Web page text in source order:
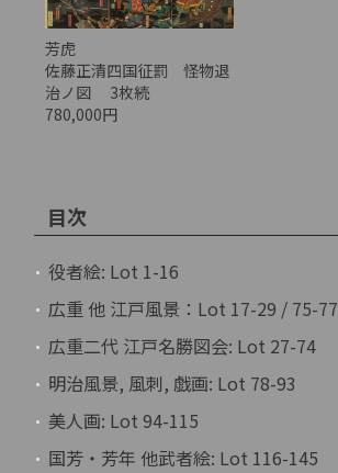
芳虎
佐藤正清四国征罰 怪物退
治ノ図 3枚続
780,000円
目次
役者絵: Lot 1-16
広重 他 江戸風景：Lot 17-29 / 75-77
広重二代 江戸名勝図会: Lot 27-74
明治風景, 風刺, 戯画: Lot 78-93
美人画: Lot 94-115
国芳・芳年 他武者絵: Lot 116-145